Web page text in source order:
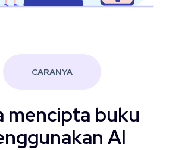
CARANYA
mencipta buku
AI